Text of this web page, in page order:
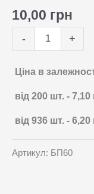
10,00 грн
-
60
мл
контролем
розкриття
+
Ціна в
від 200 шт. - 7,10
від 936 шт. - 6,20
Артикул: БП60